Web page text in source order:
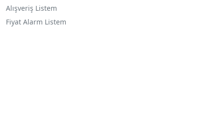
Alışveriş Listem
Fiyat Alarm Listem